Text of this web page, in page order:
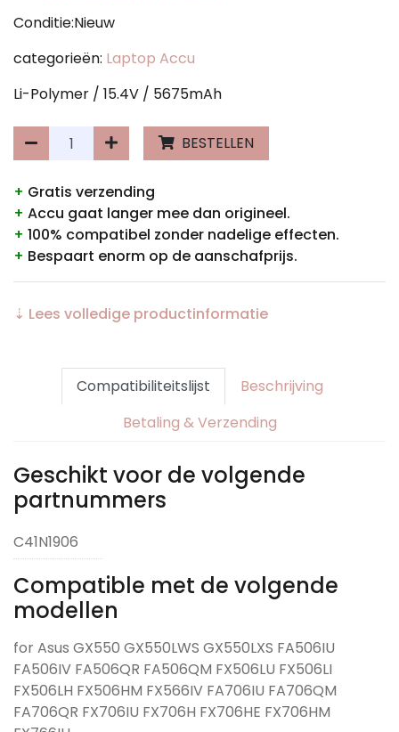
Conditie:Nieuw
categorieën: Laptop Accu
Li-Polymer / 15.4V / 5675mAh
BESTELLEN
+ Gratis verzending
+ Accu gaat langer mee dan origineel.
+ 100% compatibel zonder nadelige effecten.
+ Bespaart enorm op de aanschafprijs.
⇣ Lees volledige productinformatie
Compatibiliteitslijst
Beschrijving
Betaling & Verzending
Geschikt voor de volgende
partnummers
C41N1906
Compatible met de volgende
modellen
for Asus GX550 GX550LWS GX550LXS FA506IU
FA506IV FA506QR FA506QM FX506LU FX506LI
FX506LH FX506HM FX566IV FA706IU FA706QM
FA706QR FX706IU FX706H FX706HE FX706HM